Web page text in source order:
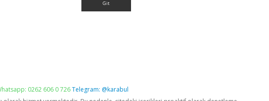
0262 606 0 726Telegram: @karabul